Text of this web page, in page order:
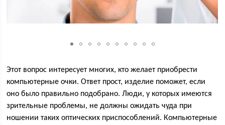
Этот вопрос интересует многих, кто желает приобрести
компьютерные очки. Ответ прост, изделие поможет, если
оно было правильно подобрано. Люди, у которых имеются
зрительные проблемы, не должны ожидать чуда при
ношении таких оптических приспособлений. Компьютерные